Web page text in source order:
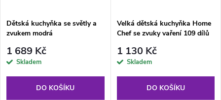
Dětská kuchyňka se světly a
zvukem modrá
1 689 Kč
Skladem
DO KOŠÍKU
Velká dětská kuchyňka Home
Chef se zvuky vaření 109 dílů
1 130 Kč
Skladem
DO KOŠÍKU